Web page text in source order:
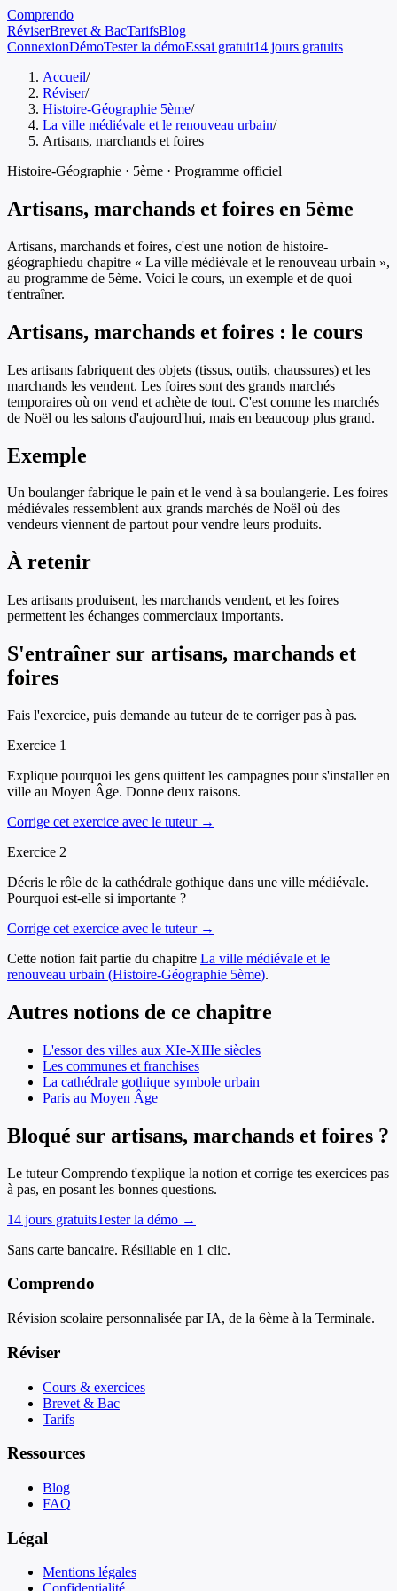
Comprendo
RéviserBrevet & BacTarifsBlog
ConnexionDémoTester la démoEssai gratuit14 jours gratuits
Accueil/
Réviser/
Histoire-Géographie 5ème/
La ville médiévale et le renouveau urbain/
Artisans, marchands et foires
Histoire-Géographie · 5ème · Programme officiel
Artisans, marchands et foires en 5ème
Artisans, marchands et foires, c'est une notion de histoire-
géographiedu chapitre « La ville médiévale et le renouveau urbain »,
au programme de 5ème. Voici le cours, un exemple et de quoi
t'entraîner.
Artisans, marchands et foires : le cours
Les artisans fabriquent des objets (tissus, outils, chaussures) et les
marchands les vendent. Les foires sont des grands marchés
temporaires où on vend et achète de tout. C'est comme les marchés
de Noël ou les salons d'aujourd'hui, mais en beaucoup plus grand.
Exemple
Un boulanger fabrique le pain et le vend à sa boulangerie. Les foires
médiévales ressemblent aux grands marchés de Noël où des
vendeurs viennent de partout pour vendre leurs produits.
À retenir
Les artisans produisent, les marchands vendent, et les foires
permettent les échanges commerciaux importants.
S'entraîner sur artisans, marchands et
foires
Fais l'exercice, puis demande au tuteur de te corriger pas à pas.
Exercice 1
Explique pourquoi les gens quittent les campagnes pour s'installer en
ville au Moyen Âge. Donne deux raisons.
Corrige cet exercice avec le tuteur →
Exercice 2
Décris le rôle de la cathédrale gothique dans une ville médiévale.
Pourquoi est-elle si importante ?
Corrige cet exercice avec le tuteur →
Cette notion fait partie du chapitre La ville médiévale et le
renouveau urbain (Histoire-Géographie 5ème).
Autres notions de ce chapitre
L'essor des villes aux XIe-XIIIe siècles
Les communes et franchises
La cathédrale gothique symbole urbain
Paris au Moyen Âge
Bloqué sur artisans, marchands et foires ?
Le tuteur Comprendo t'explique la notion et corrige tes exercices pas
à pas, en posant les bonnes questions.
14 jours gratuitsTester la démo →
Sans carte bancaire. Résiliable en 1 clic.
Comprendo
Révision scolaire personnalisée par IA, de la 6ème à la Terminale.
Réviser
Cours & exercices
Brevet & Bac
Tarifs
Ressources
Blog
FAQ
Légal
Mentions légales